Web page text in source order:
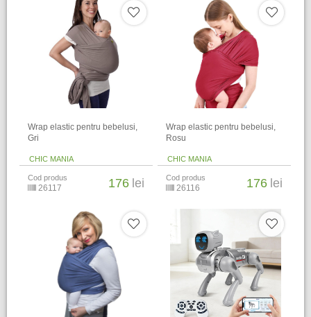
Wrap elastic pentru bebelusi,
Gri
CHIC MANIA
Cod produs
26117 176 lei
Wrap elastic pentru bebelusi,
Rosu
CHIC MANIA
Cod produs
26116 176 lei